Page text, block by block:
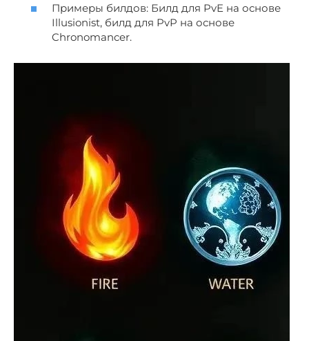
Примеры билдов: Билд для PvE на основе
Illusionist, билд для PvP на основе
Chronomancer.